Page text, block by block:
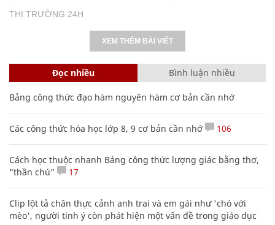
THỊ TRƯỜNG 24H
XEM THÊM BÀI VIẾT
Đọc nhiều Bình luận nhiều
Bảng công thức đạo hàm nguyên hàm cơ bản cần nhớ
Các công thức hóa học lớp 8, 9 cơ bản cần nhớ 106
Cách học thuộc nhanh Bảng công thức lượng giác bằng thơ,
"thần chú"
17
Clip lột tả chân thực cảnh anh trai và em gái như 'chó với
mèo', người tinh ý còn phát hiện một vấn đề trong giáo dục